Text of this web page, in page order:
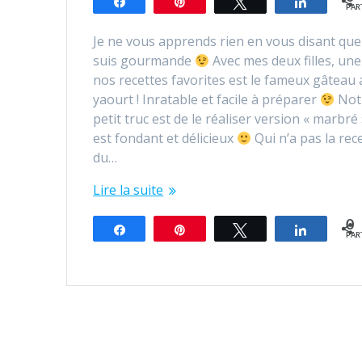
Je ne vous apprends rien en vous disant
suis gourmande
Avec mes deux filles,
nos recettes favorites est le fameux gâteau
yaourt ! Inratable et facile à préparer
petit truc est de le réaliser version « marbré
est fondant et délicieux
Qui n’a pas la
du…
Lire la suite
Partagez Tweetez Partagez
0